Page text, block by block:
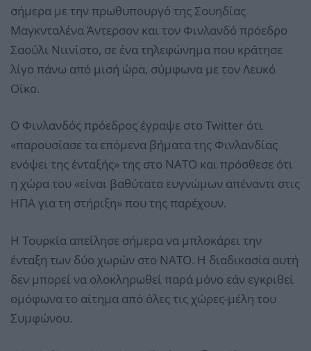
σήμερα με την πρωθυπουργό της Σουηδίας
Μαγκνταλένα Άντερσον και τον Φινλανδό πρόεδρο
Σαούλι Νιινίστο, σε ένα τηλεφώνημα που κράτησε
λίγο πάνω από μισή ώρα, σύμφωνα με τον Λευκό
Οίκο.
Ο Φινλανδός πρόεδρος έγραψε στο Twitter ότι
«παρουσίασε τα επόμενα βήματα της Φινλανδίας
ενόψει της ένταξής» της στο ΝΑΤΟ και πρόσθεσε ότι
η χώρα του «είναι βαθύτατα ευγνώμων απέναντι στις
ΗΠΑ για τη στήριξη» που της παρέχουν.
Η Τουρκία απείλησε σήμερα να μπλοκάρει την
ένταξη των δύο χωρών στο ΝΑΤΟ. Η διαδικασία αυτή
δεν μπορεί να ολοκληρωθεί παρά μόνο εάν εγκριθεί
ομόφωνα το αίτημα από όλες τις χώρες-μέλη του
Συμφώνου.